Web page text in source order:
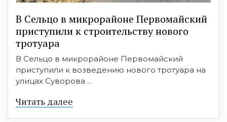
В Сельцо в микрорайоне Первомайский
приступили к строительству нового
тротуара
В Сельцо в микрорайоне Первомайский
приступили к возведению нового тротуара на
улицах Суворова ...
Читать далее